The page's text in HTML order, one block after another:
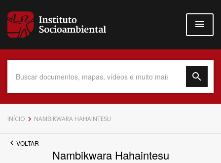
para
conteúdo
Data do Documento
INÍCIO NAMBIKWARA HAHAINTESU
VOLTAR
Nambikwara Hahaintesu